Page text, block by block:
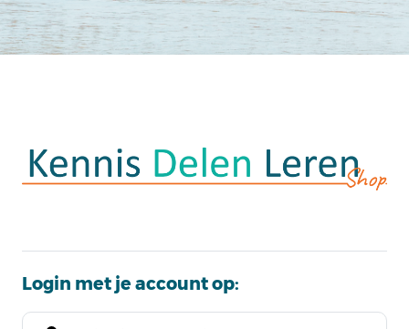
Ga naar hoofdinhoud
Login met je account op: